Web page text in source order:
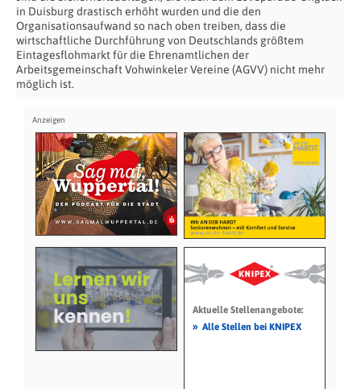
in Duisburg drastisch erhöht wurden und die den
Organisationsaufwand so nach oben treiben, dass die
wirtschaftliche Durchführung von Deutschlands größtem
Eintagesflohmarkt für die Ehrenamtlichen der
Arbeitsgemeinschaft Vohwinkeler Vereine (AGVV) nicht mehr
möglich ist.
Aktuelle Stellenangebote:
» Alle Stellen bei KNIPEX